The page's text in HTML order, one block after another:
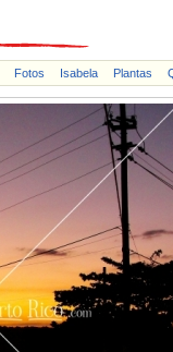
Fotos Isabela Plantas